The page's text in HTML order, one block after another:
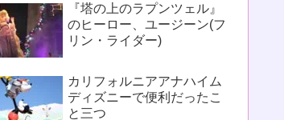
『塔の上のラプンツェル』
のヒーロー、ユージーン(フ
リン・ライダー)
カリフォルニアアナハイム
ディズニーで便利だったこ
と三つ